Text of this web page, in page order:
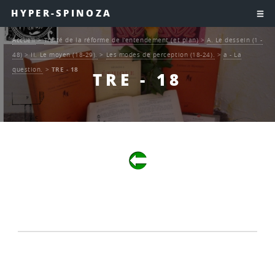
HYPER-SPINOZA
TRE - 18
Accueil>Traité de la réforme de l’entendement (et plan)>A. Le dessein (1 -
48) > II. Le moyen (18-29). > Les modes de perception (18-24). > a - La
question. > TRE - 18